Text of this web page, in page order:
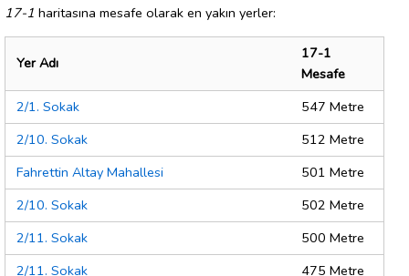
17-1 haritasına mesafe olarak en yakın yerler:
Yer Adı
17-1
Mesafe
2/1. Sokak
547 Metre
2/10. Sokak
512 Metre
Fahrettin Altay Mahallesi
501 Metre
2/10. Sokak
502 Metre
2/11. Sokak
500 Metre
2/11. Sokak
475 Metre